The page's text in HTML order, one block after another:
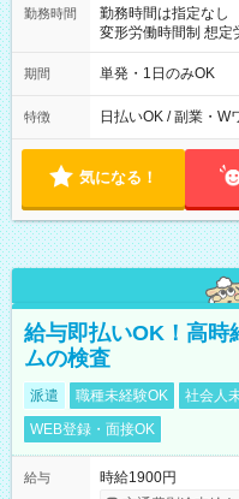
勤務時間
勤務時間は指定なし
変形労働時間制 想定労働時間
10/26 全日共通 08：
～9/19のみ下記シフト
00
期間 単発・1日のみOK
特徴 日払いOK / 副業・W
気になる！
給与即払いOK！高時
ムの検査
派遣 職種未経験OK 社会人
WEB登録・面接OK
給与
時給1900円